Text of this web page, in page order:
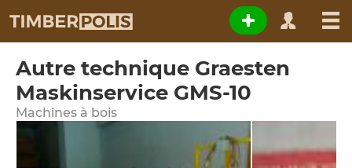
Autre technique Graesten
Maskinservice GMS-10
Machines à bois